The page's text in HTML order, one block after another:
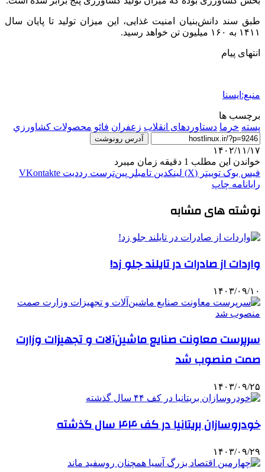
طبق سند دانش‌بنیان امنیت غذایی، این میزان تولید تا پایان سال
۱۴۱۱ به ۱۶۰ میلیون تن خواهد رسید.
انتهای پیام
منبع:ایسنا
برچسب ها
پسته خرما دستاوردهای انقلاب زعفران فائو محصولات كشاورزي
آدرس رونوشت
۱۴۰۲/۱۱/۱۷
خواندن این مطلب 1 دقیقه زمان میبرد
فیس بوک توییتر (X) لینکدین ‫تامبلر ‫پین‌ترست ‫رددیت ‫VKontakte
رایانامه چاپ
نوشته های مشابه
واردات از صادرات در تایلند جلو زد!
۱۴۰۳/۰۹/۱۰
سرپرست معاونت صنایع ماشین‌آلات و تجهیزات وزارت
صمت منصوب شد
۱۴۰۳/۰۹/۲۵
خودروسازان بریتانیا در کف ۴۴ سال گذشته
۱۴۰۳/۰۹/۲۹